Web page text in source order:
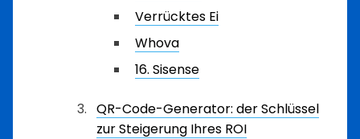
Verrücktes Ei
Whova
16. Sisense
QR-Code-Generator: der Schlüssel
zur Steigerung Ihres ROI